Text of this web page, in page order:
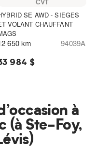
CVT
SE AWD - SIEGES
VOLANT CHAUFFANT -
650 km 94039A
984 $
à
(à Ste-Foy,